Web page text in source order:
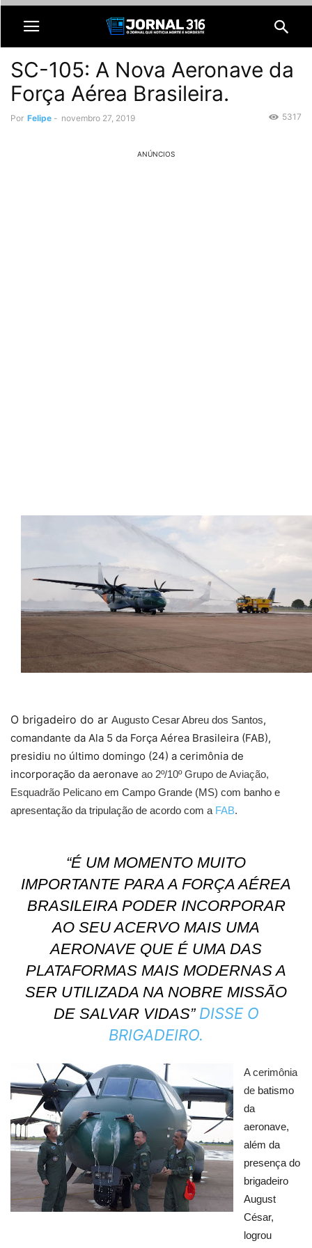
SC-105: A Nova Aeronave da
Força Aérea Brasileira.
Por Felipe - novembro 27, 2019 5317
ANÚNCIOS
O brigadeiro do ar Augusto Cesar Abreu dos Santos,
comandante da Ala 5 da Força Aérea Brasileira (FAB),
presidiu no último domingo (24) a cerimônia de
incorporação da aeronave ao 2º/10º Grupo de Aviação,
Esquadrão Pelicano em Campo Grande (MS) com banho e
apresentação da tripulação de acordo com a FAB.
“É UM MOMENTO MUITO
IMPORTANTE PARA A FORÇA AÉREA
BRASILEIRA PODER INCORPORAR
AO SEU ACERVO MAIS UMA
AERONAVE QUE É UMA DAS
PLATAFORMAS MAIS MODERNAS A
SER UTILIZADA NA NOBRE MISSÃO
DE SALVAR VIDAS”DISSE O
BRIGADEIRO.
A cerimônia
de batismo
da
aeronave,
além da
presença do
brigadeiro
August
César,
logrou